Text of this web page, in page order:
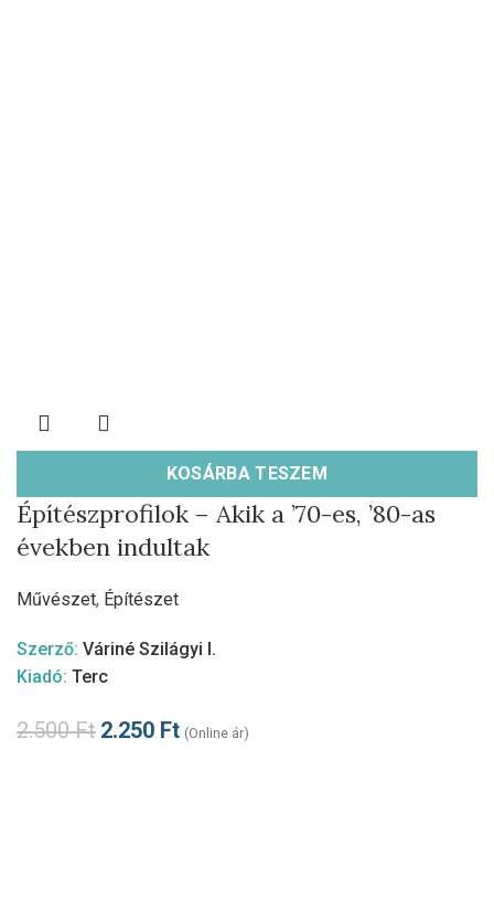
KOSÁRBA TESZEM
Építészprofilok – Akik a ’70-es, ’80-as
években indultak
Művészet, Építészet
Szerző: Váriné Szilágyi I.
Kiadó: Terc
2.500Ft 2.250 Ft (Online ár)